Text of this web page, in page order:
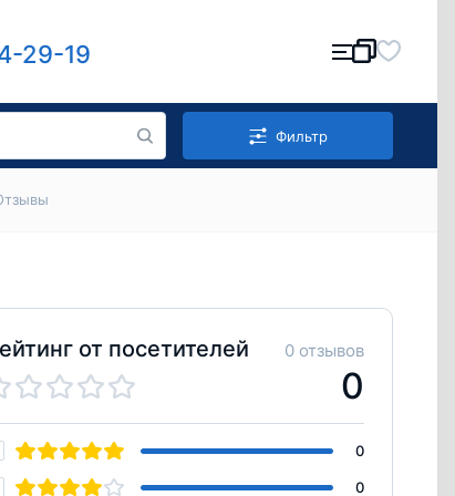
29-19
Фильтр
от посетителей 0 отзывов
0
0
0